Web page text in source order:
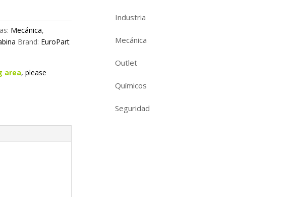
Mecánica,
Brand: EuroPart
area, please
Industria
Mecánica
Outlet
Químicos
Seguridad